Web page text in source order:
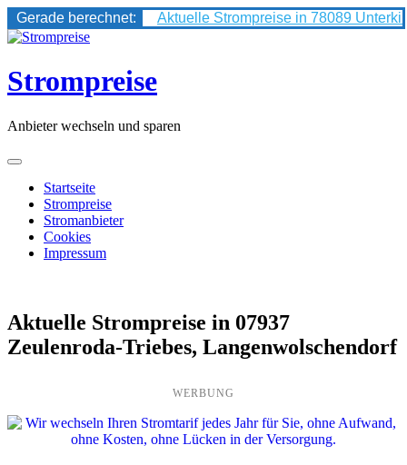
Gerade berechnet:
Aktuelle Strompreise in 78089
Skip
content
Strompreise
Anbieter wechseln und sparen
Startseite
Strompreise
Stromanbieter
Cookies
Impressum
Aktuelle Strompreise in 07937
Zeulenroda-Triebes, Langenwolschendorf
WERBUNG